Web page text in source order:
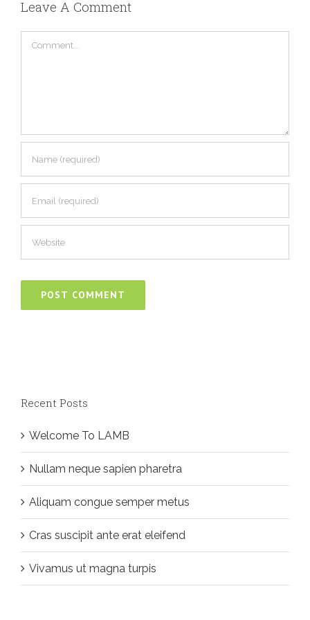
Leave A Comment
Comment
Recent Posts
Welcome To LAMB
Nullam neque sapien pharetra
Aliquam congue semper metus
Cras suscipit ante erat eleifend
Vivamus ut magna turpis